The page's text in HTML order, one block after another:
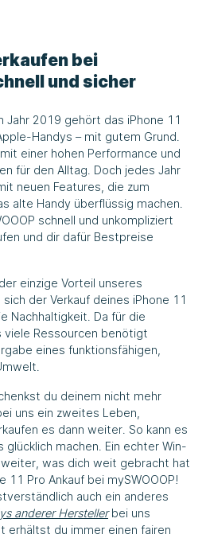
bei
und sicher
Jahr 2019 gehört das iPhone 11
Handys – mit gutem Grund.
einer hohen Performance und
für den Alltag. Doch jedes Jahr
neuen Features, die zum
alte Handy überflüssig machen.
schnell und unkompliziert
und dir dafür Bestpreise
einzige Vorteil unseres
der Verkauf deines iPhone 11
Nachhaltigkeit. Da für die
viele Ressourcen benötigt
eines funktionsfähigen,
du deinem nicht mehr
uns ein zweites Leben,
es dann weiter. So kann es
glücklich machen. Ein echter Win-
weiter, was dich weit gebracht hat
11 Pro Ankauf bei mySWOOOP!
auch ein anderes
anderer Herstellerbei uns
erhältst du immer einen fairen